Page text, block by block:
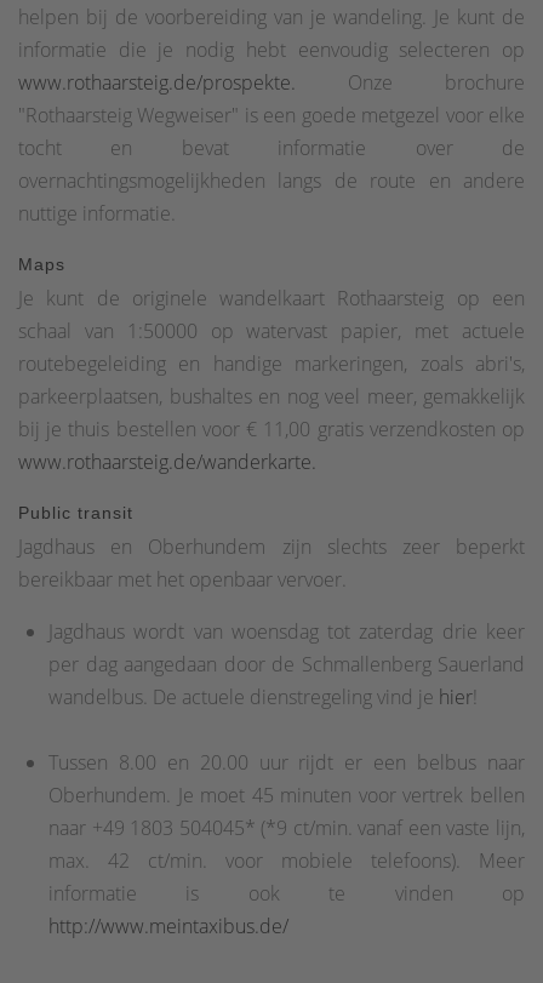
helpen bij de voorbereiding van je wandeling. Je kunt de
informatie die je nodig hebt eenvoudig selecteren op
www.rothaarsteig.de/prospekte. Onze brochure
"Rothaarsteig Wegweiser" is een goede metgezel voor elke
tocht en bevat informatie over de
overnachtingsmogelijkheden langs de route en andere
nuttige informatie.
Maps
Je kunt de originele wandelkaart Rothaarsteig op een
schaal van 1:50000 op watervast papier, met actuele
routebegeleiding en handige markeringen, zoals abri's,
parkeerplaatsen, bushaltes en nog veel meer, gemakkelijk
bij je thuis bestellen voor € 11,00 gratis verzendkosten op
www.rothaarsteig.de/wanderkarte.
Public transit
Jagdhaus en Oberhundem zijn slechts zeer beperkt
bereikbaar met het openbaar vervoer.
Jagdhaus wordt van woensdag tot zaterdag drie keer
per dag aangedaan door de Schmallenberg Sauerland
wandelbus. De actuele dienstregeling vind je hier!
Tussen 8.00 en 20.00 uur rijdt er een belbus naar
Oberhundem. Je moet 45 minuten voor vertrek bellen
naar +49 1803 504045* (*9 ct/min. vanaf een vaste lijn,
max. 42 ct/min. voor mobiele telefoons). Meer
informatie is ook te vinden op
http://www.meintaxibus.de/